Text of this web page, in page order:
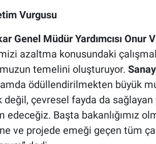
Vurgusu
Genel Müdür Yardımcısı Onur
azaltma konusundaki
temelini oluşturuyor.
ödüllendirilmekten büyük
değil, çevresel fayda da
Başta bakanlığımız
ve projede emeği geçen tüm